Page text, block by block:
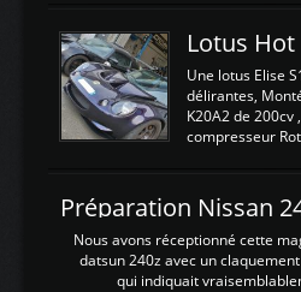
est temps de
légere découpe du plastique
negénant en rien la
fonctionnement du fond
reprogrammation Stage 2 est
calculateur d'origine. Une
économique au passage sur
d'origine 310cv et 400Nn ,
reprogrammé
Lotus
Une lotus Elise
délirantes,
K20A2 de
compresseur
d'augmenter la
un watercooler
échangeurLa
Kpro et d'une
Avantages et
Nous avons réceptionné cette
datsun 240z avec un
qui indiquait